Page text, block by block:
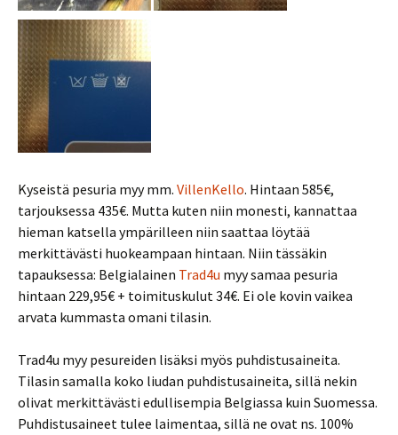
Kyseistä pesuria myy mm. VillenKello. Hintaan 585€,
tarjouksessa 435€. Mutta kuten niin monesti, kannattaa
hieman katsella ympärilleen niin saattaa löytää
merkittävästi huokeampaan hintaan. Niin tässäkin
tapauksessa: Belgialainen Trad4u myy samaa pesuria
hintaan 229,95€ + toimituskulut 34€. Ei ole kovin vaikea
arvata kummasta omani tilasin.
Trad4u myy pesureiden lisäksi myös puhdistusaineita.
Tilasin samalla koko liudan puhdistusaineita, sillä nekin
olivat merkittävästi edullisempia Belgiassa kuin Suomessa.
Puhdistusaineet tulee laimentaa, sillä ne ovat ns. 100%